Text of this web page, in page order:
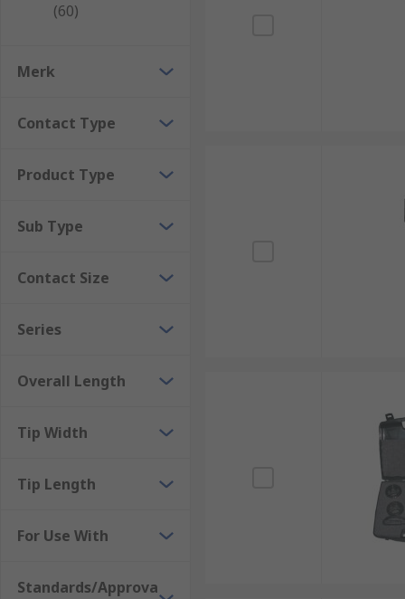
(60)
Merk
Contact Type
Product Type
Sub Type
Contact Size
Series
Overall Length
Tip Width
Tip Length
For Use With
Standards/Approva